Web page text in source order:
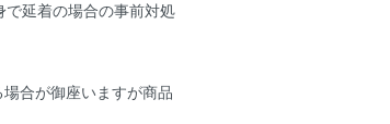
延着の場合の事前対処
合が御座いますが商品